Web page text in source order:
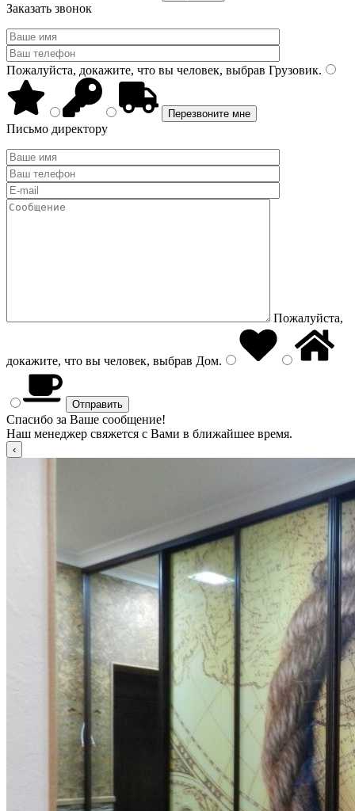
Заказать звонок
Пожалуйста, докажите, что вы человек, выбрав Грузовик.
Письмо директору
Пожалуйста,
докажите, что вы человек, выбрав Дом.
Спасибо за Ваше сообщение!
Наш менеджер свяжется с Вами в ближайшее время.